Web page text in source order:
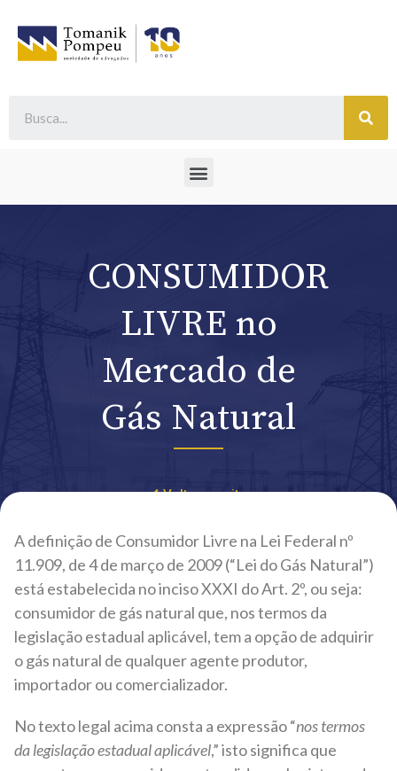
CONSUMIDOR
LIVRE no
Mercado de
Gás Natural
Voltar ao site
A definição de Consumidor Livre na Lei Federal nº
11.909, de 4 de março de 2009 (“Lei do Gás Natural”)
está estabelecida no inciso XXXI do Art. 2º, ou seja:
consumidor de gás natural que, nos termos da
legislação estadual aplicável, tem a opção de adquirir
o gás natural de qualquer agente produtor,
importador ou comercializador.
No texto legal acima consta a expressão “nos termos
da legislação estadual aplicável,” isto significa que